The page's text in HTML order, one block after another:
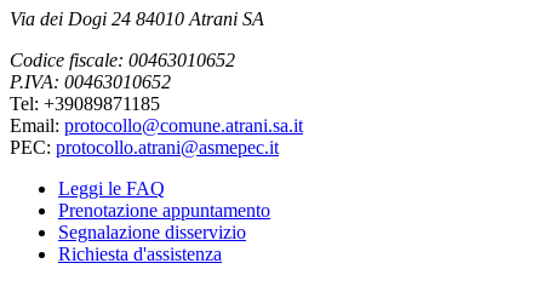
Via dei Dogi 24 84010 Atrani SA
Codice fiscale: 00463010652
P.IVA: 00463010652
Tel: +39089871185
Email: protocollo@comune.atrani.sa.it
PEC: protocollo.atrani@asmepec.it
Leggi le FAQ
Prenotazione appuntamento
Segnalazione disservizio
Richiesta d'assistenza